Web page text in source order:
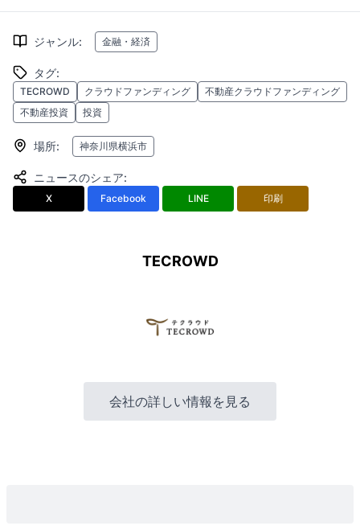
ジャンル: 金融・経済
タグ:
TECROWD クラウドファンディング
不動産クラウドファンディング
不動産投資
投資
場所: 神奈川県横浜市
ニュースのシェア:
X Facebook LINE 印刷
TECROWD
会社の詳しい情報を見る